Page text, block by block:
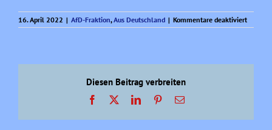
16. April 2022 | AfD-Fraktion,Aus Deutschland | Kommentare deaktiviertfür
Weil
Diesen Beitrag verbreiten
Facebook LinkedInPinterest
E-